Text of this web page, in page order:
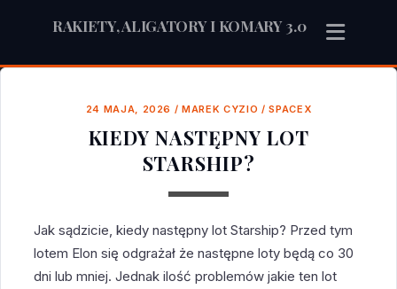
RAKIETY, ALIGATORY I KOMARY 3.0
24 MAJA, 2026 /MAREK CYZIO /SPACEX
KIEDY NASTĘPNY LOT
STARSHIP?
Jak sądzicie, kiedy następny lot Starship? Przed tym
lotem Elon się odgrażał że następne loty będą co 30
dni lub mniej. Jednak ilość problemów jakie ten lot